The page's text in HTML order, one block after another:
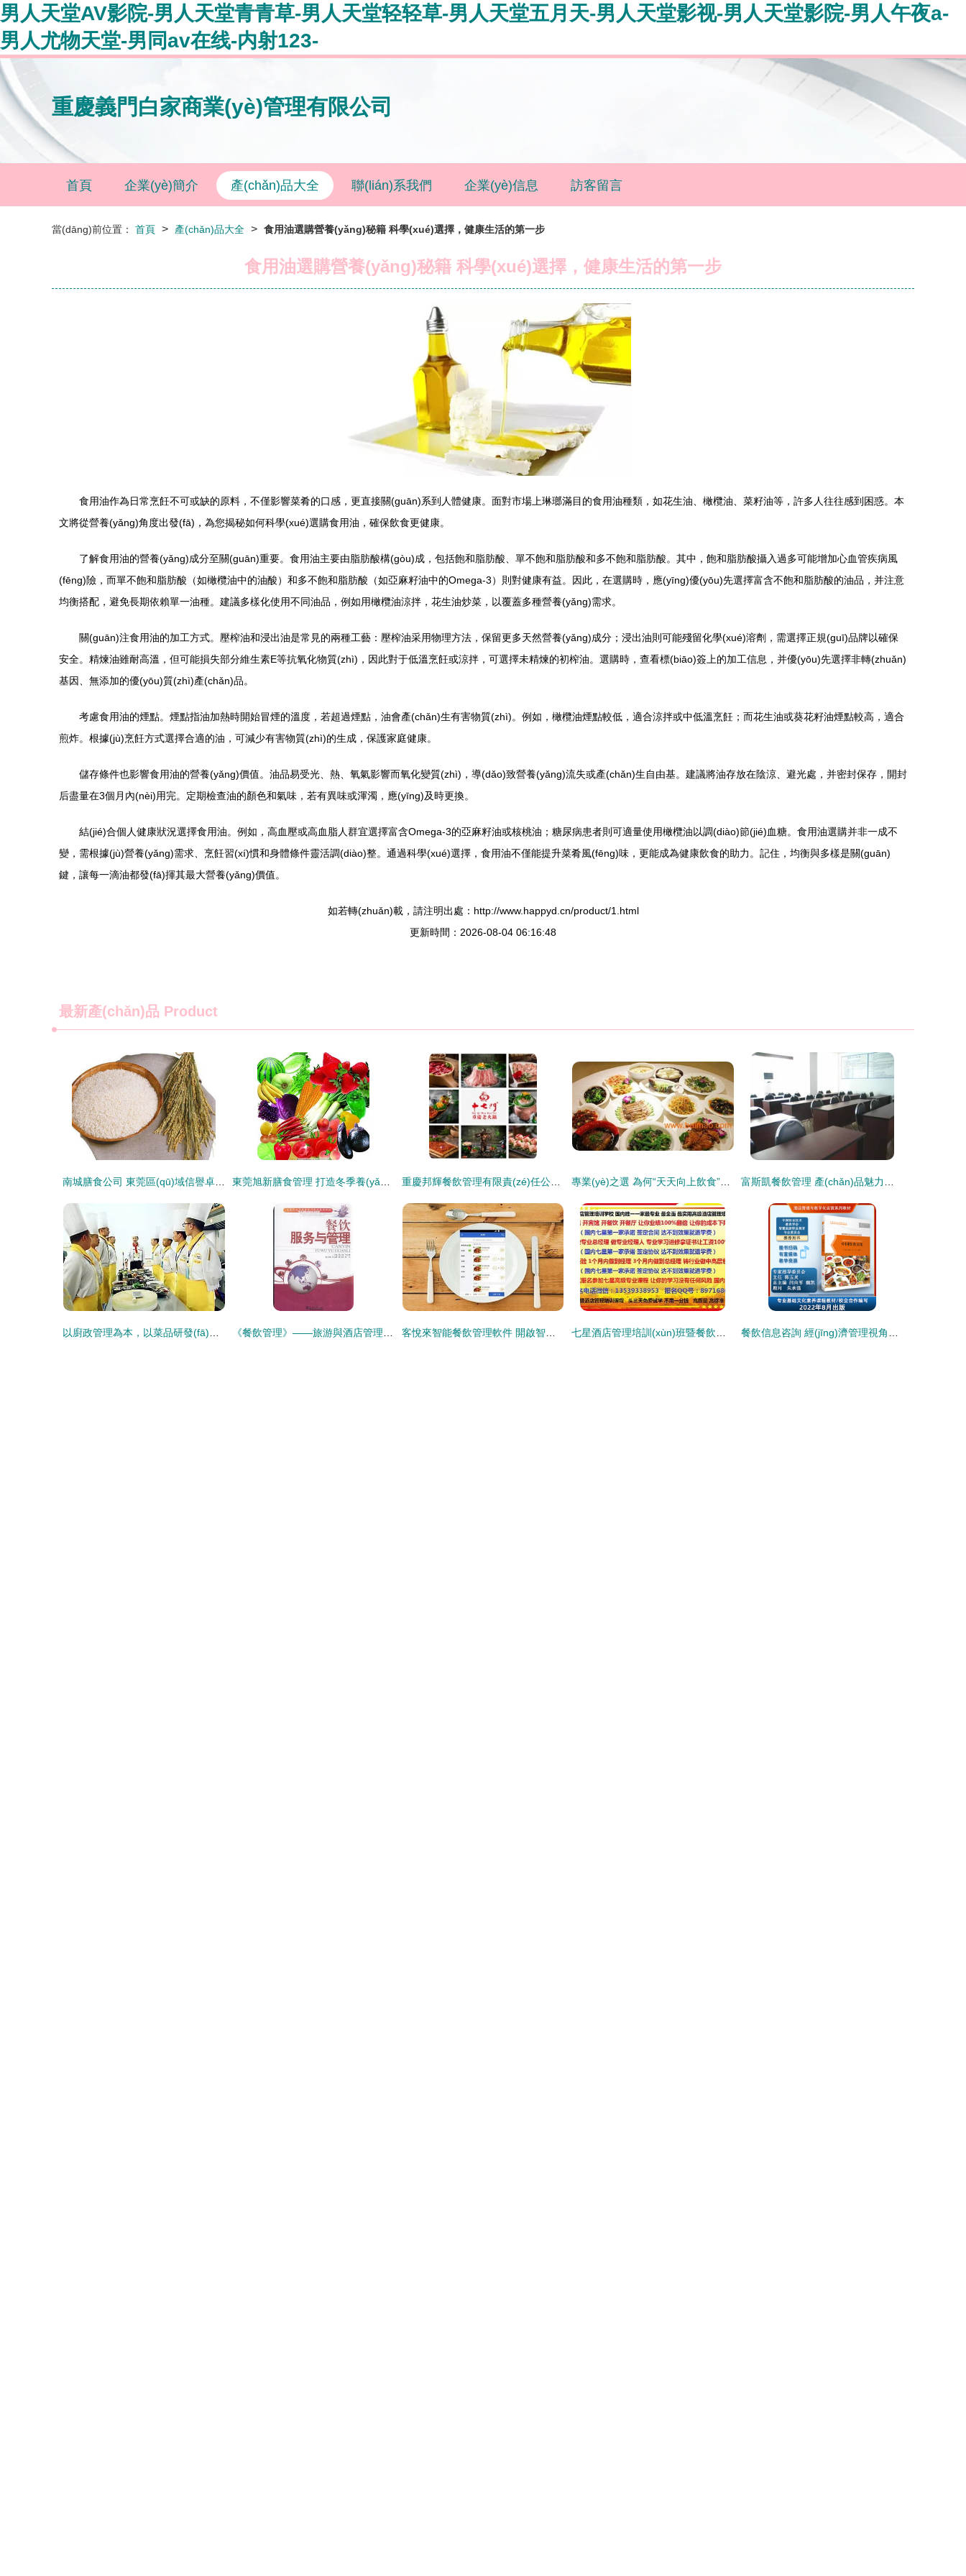
男人天堂AV影院-男人天堂青青草-男人天堂轻轻草-男人天堂五月天-男人天堂影视-男人天堂影院-男人午夜a-
男人尤物天堂-男同av在线-内射123-
重慶義門白家商業(yè)管理有限公司
首頁 企業(yè)簡介 產(chǎn)品大全 聯(lián)系我們 企業(yè)信息 訪客留言
當(dāng)前位置： 首頁 > 產(chǎn)品大全 > 食用油選購營養(yǎng)秘籍 科學(xué)選擇，健康生活的第一步
食用油選購營養(yǎng)秘籍 科學(xué)選擇，健康生活的第一步
食用油作為日常烹飪不可或缺的原料，不僅影響菜肴的口感，更直接關(guān)系到人體健康。面對市場上琳瑯滿目的食用油種類，如花生油、橄欖油、菜籽油等，許多人往往感到困惑。本
文將從營養(yǎng)角度出發(fā)，為您揭秘如何科學(xué)選購食用油，確保飲食更健康。
了解食用油的營養(yǎng)成分至關(guān)重要。食用油主要由脂肪酸構(gòu)成，包括飽和脂肪酸、單不飽和脂肪酸和多不飽和脂肪酸。其中，飽和脂肪酸攝入過多可能增加心血管疾病風
(fēng)險，而單不飽和脂肪酸（如橄欖油中的油酸）和多不飽和脂肪酸（如亞麻籽油中的Omega-3）則對健康有益。因此，在選購時，應(yīng)優(yōu)先選擇富含不飽和脂肪酸的油品，并注意
均衡搭配，避免長期依賴單一油種。建議多樣化使用不同油品，例如用橄欖油涼拌，花生油炒菜，以覆蓋多種營養(yǎng)需求。
關(guān)注食用油的加工方式。壓榨油和浸出油是常見的兩種工藝：壓榨油采用物理方法，保留更多天然營養(yǎng)成分；浸出油則可能殘留化學(xué)溶劑，需選擇正規(guī)品牌以確保
安全。精煉油雖耐高溫，但可能損失部分維生素E等抗氧化物質(zhì)，因此對于低溫烹飪或涼拌，可選擇未精煉的初榨油。選購時，查看標(biāo)簽上的加工信息，并優(yōu)先選擇非轉(zhuǎn)
基因、無添加的優(yōu)質(zhì)產(chǎn)品。
考慮食用油的煙點。煙點指油加熱時開始冒煙的溫度，若超過煙點，油會產(chǎn)生有害物質(zhì)。例如，橄欖油煙點較低，適合涼拌或中低溫烹飪；而花生油或葵花籽油煙點較高，適合
煎炸。根據(jù)烹飪方式選擇合適的油，可減少有害物質(zhì)的生成，保護家庭健康。
儲存條件也影響食用油的營養(yǎng)價值。油品易受光、熱、氧氣影響而氧化變質(zhì)，導(dǎo)致營養(yǎng)流失或產(chǎn)生自由基。建議將油存放在陰涼、避光處，并密封保存，開封
后盡量在3個月內(nèi)用完。定期檢查油的顏色和氣味，若有異味或渾濁，應(yīng)及時更換。
結(jié)合個人健康狀況選擇食用油。例如，高血壓或高血脂人群宜選擇富含Omega-3的亞麻籽油或核桃油；糖尿病患者則可適量使用橄欖油以調(diào)節(jié)血糖。食用油選購并非一成不
變，需根據(jù)營養(yǎng)需求、烹飪習(xí)慣和身體條件靈活調(diào)整。通過科學(xué)選擇，食用油不僅能提升菜肴風(fēng)味，更能成為健康飲食的助力。記住，均衡與多樣是關(guān)
鍵，讓每一滴油都發(fā)揮其最大營養(yǎng)價值。
如若轉(zhuǎn)載，請注明出處：http://www.happyd.cn/product/1.html
更新時間：2026-08-04 06:16:48
最新產(chǎn)品 Product